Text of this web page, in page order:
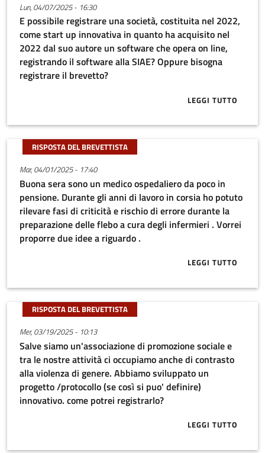
Lun, 04/07/2025 - 16:30
E possibile registrare una società, costituita nel 2022,
come start up innovativa in quanto ha acquisito nel
2022 dal suo autore un software che opera on line,
registrando il software alla SIAE? Oppure bisogna
registrare il brevetto?
LEGGI TUTTO
ABOUT E
RISPOSTA DEL BREVETTISTA
Mar, 04/01/2025 - 17:40
Buona sera sono un medico ospedaliero da poco in
pensione. Durante gli anni di lavoro in corsia ho potuto
rilevare fasi di criticità e rischio di errore durante la
preparazione delle flebo a cura degli infermieri . Vorrei
proporre due idee a riguardo .
LEGGI TUTTO
ABOUT
RISPOSTA DEL BREVETTISTA
Mer, 03/19/2025 - 10:13
Salve siamo un'associazione di promozione sociale e
tra le nostre attività ci occupiamo anche di contrasto
alla violenza di genere. Abbiamo sviluppato un
progetto /protocollo (se così si puo' definire)
innovativo. come potrei registrarlo?
LEGGI TUTTO
ABOUT